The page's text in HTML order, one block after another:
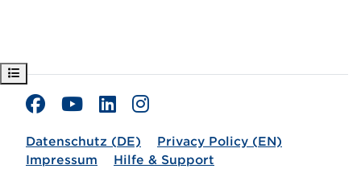
Kursindex öffnen
Datenschutz (DE)
Privacy Policy (EN)
Impressum
Hilfe & Support